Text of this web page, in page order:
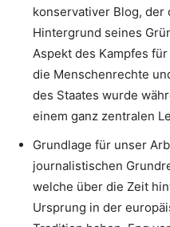
konservativer Blog, der
Hintergrund seines
Aspekt des Kampfes
die Menschenrechte
des Staates wurde
einem ganz zentralen
Grundlage für unser
journalistischen
welche über die Zeit
Ursprung in der